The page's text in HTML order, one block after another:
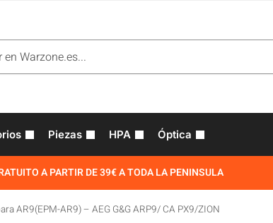
Piezas HPA Óptica
A PARTIR DE 39€ A TODA LA PENINSULA
AR9(EPM-AR9) – AEG G&G ARP9/ CA PX9/ZION